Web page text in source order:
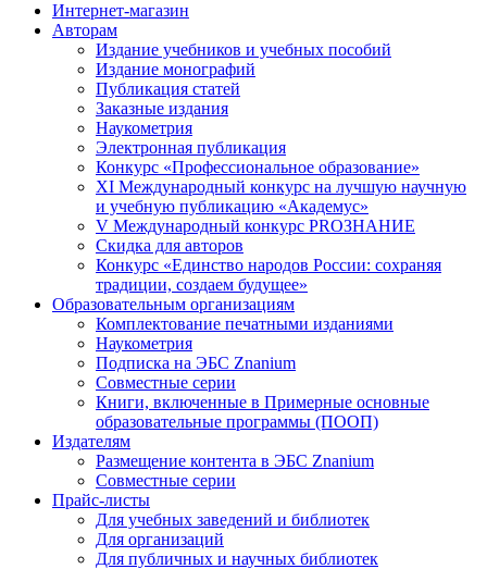
Интернет-магазин
Авторам
Издание учебников и учебных пособий
Издание монографий
Публикация статей
Заказные издания
Наукометрия
Электронная публикация
Конкурс «Профессиональное образование»
XI Международный конкурс на лучшую научную
и учебную публикацию «Академус»
V Международный конкурс PROЗНАНИЕ
Скидка для авторов
Конкурс «Единство народов России: сохраняя
традиции, создаем будущее»
Образовательным организациям
Комплектование печатными изданиями
Наукометрия
Подписка на ЭБС Znanium
Совместные серии
Книги, включенные в Примерные основные
образовательные программы (ПООП)
Издателям
Размещение контента в ЭБС Znanium
Совместные серии
Прайс-листы
Для учебных заведений и библиотек
Для организаций
Для публичных и научных библиотек